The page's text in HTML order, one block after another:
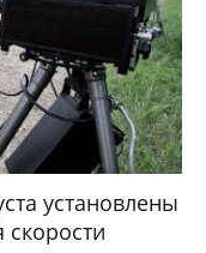
установлены